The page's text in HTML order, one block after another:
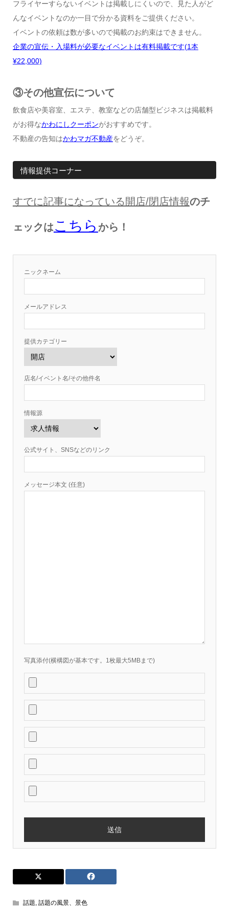
フライヤーすらないイベントは掲載しにくいので、見た人がど
んなイベントなのか一目で分かる資料をご提供ください。
イベントの依頼は数が多いので掲載のお約束はできません。
企業の宣伝・入場料が必要なイベントは有料掲載です(1本
¥22,000)
③その他宣伝について
飲食店や美容室、エステ、教室などの店舗型ビジネスは掲載料
がお得なかわにしクーポンがおすすめです。
不動産の告知はかわマガ不動産をどうぞ。
情報提供コーナー
すでに記事になっている開店/閉店情報のチ
ェックはこちら から！
ニックネーム
メールアドレス
提供カテゴリー
店名/イベント名/その他件名
情報源
公式サイト、SNSなどのリンク
メッセージ本文 (任意)
写真添付(横構図が基本です。1枚最大5MBまで)
話題, 話題の風景、景色